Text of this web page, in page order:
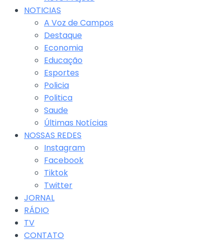
NOTICIAS
A Voz de Campos
Destaque
Economia
Educação
Esportes
Policia
Politica
Saude
Últimas Notícias
NOSSAS REDES
Instagram
Facebook
Tiktok
Twitter
JORNAL
RÁDIO
TV
CONTATO